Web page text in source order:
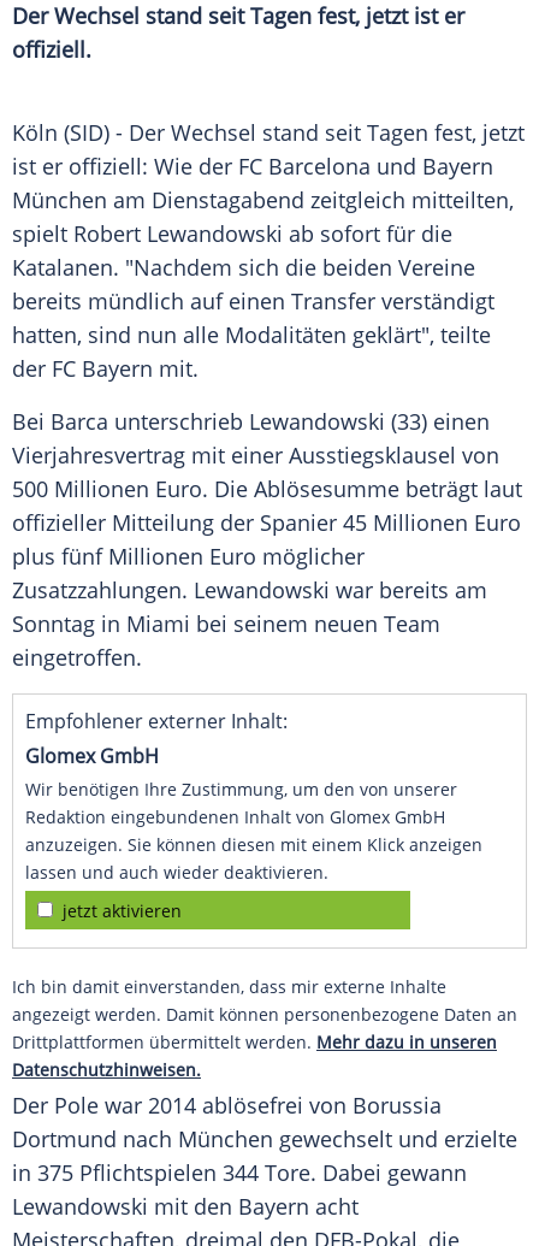
Der Wechsel stand seit Tagen fest, jetzt ist er
offiziell.
Köln (SID) - Der Wechsel stand seit Tagen fest, jetzt
ist er offiziell: Wie der FC Barcelona und Bayern
München am Dienstagabend zeitgleich mitteilten,
spielt Robert Lewandowski ab sofort für die
Katalanen. "Nachdem sich die beiden Vereine
bereits mündlich auf einen Transfer verständigt
hatten, sind nun alle Modalitäten geklärt", teilte
der FC Bayern mit.
Bei Barca unterschrieb Lewandowski (33) einen
Vierjahresvertrag mit einer Ausstiegsklausel von
500 Millionen Euro. Die Ablösesumme beträgt laut
offizieller Mitteilung der Spanier 45 Millionen Euro
plus fünf Millionen Euro möglicher
Zusatzzahlungen. Lewandowski war bereits am
Sonntag in Miami bei seinem neuen Team
eingetroffen.
Empfohlener externer Inhalt:
Glomex GmbH
Wir benötigen Ihre Zustimmung, um den von unserer
Redaktion eingebundenen Inhalt von Glomex GmbH
anzuzeigen. Sie können diesen mit einem Klick anzeigen
lassen und auch wieder deaktivieren.
jetzt aktivieren
Ich bin damit einverstanden, dass mir externe Inhalte
angezeigt werden. Damit können personenbezogene Daten an
Drittplattformen übermittelt werden. Mehr dazu in unseren
Datenschutzhinweisen.
Der Pole war 2014 ablösefrei von Borussia
Dortmund nach München gewechselt und erzielte
in 375 Pflichtspielen 344 Tore. Dabei gewann
Lewandowski mit den Bayern acht